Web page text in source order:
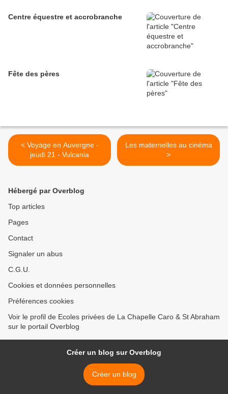
Centre équestre et accrobranche
Fête des pères
< Voyage en Auvergne -
jeudi 21 - Vulcania
Les maternelles au cinéma
>
Hébergé par Overblog
Top articles
Pages
Contact
Signaler un abus
C.G.U.
Cookies et données personnelles
Préférences cookies
Voir le profil de Ecoles privées de La Chapelle Caro & St Abraham
sur le portail Overblog
Créer un blog sur Overblog
Créer un blog